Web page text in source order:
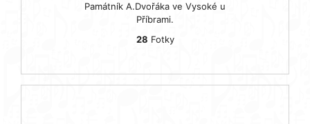
Památník A.Dvořáka ve Vysoké u
Příbrami.
28 Fotky